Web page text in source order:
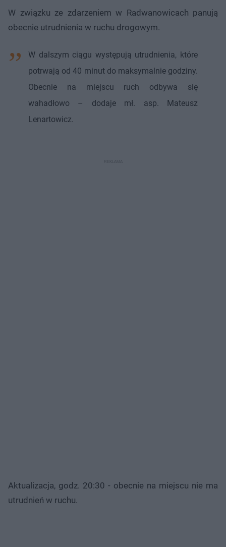
W związku ze zdarzeniem w Radwanowicach panują
obecnie utrudnienia w ruchu drogowym.
W dalszym ciągu występują utrudnienia, które
potrwają od 40 minut do maksymalnie godziny.
Obecnie na miejscu ruch odbywa się
wahadłowo – dodaje mł. asp. Mateusz
Lenartowicz.
Aktualizacja, godz. 20:30 - obecnie na miejscu nie ma
utrudnień w ruchu.